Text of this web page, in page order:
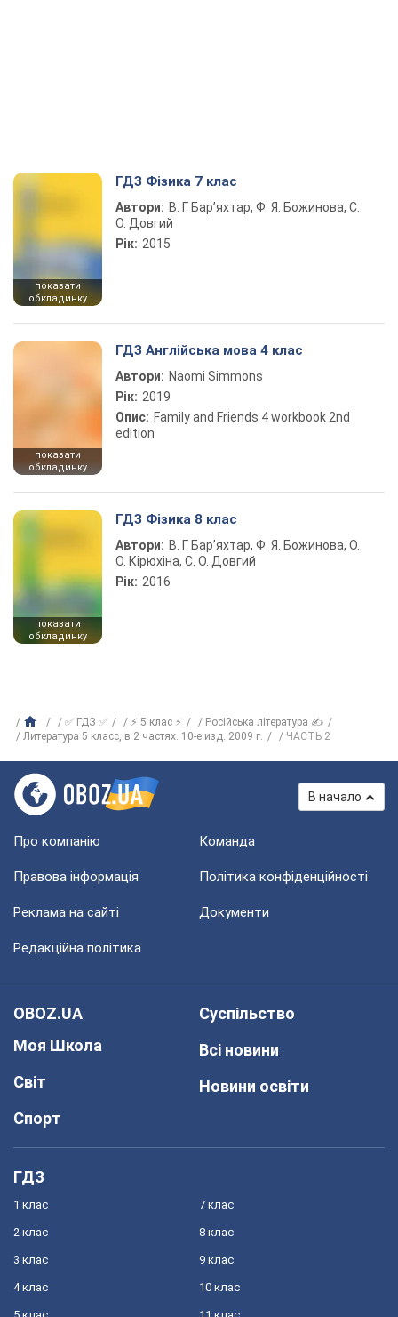
показати
обкладинку
ГДЗ Фізика 7 клас
Автори: В. Г. Бар’яхтар, Ф. Я. Божинова, С.
О. Довгий
Рік: 2015
показати
обкладинку
ГДЗ Англійська мова 4 клас
Автори: Naomi Simmons
Рік: 2019
Опис: Family and Friends 4 workbook 2nd
edition
показати
обкладинку
ГДЗ Фізика 8 клас
Автори: В. Г. Бар’яхтар, Ф. Я. Божинова, О.
О. Кірюхіна, С. О. Довгий
Рік: 2016
✅ ГДЗ ✅ ⚡ 5 клас ⚡
Російська література ✍
Литература 5 класс, в 2 частях. 10-е изд. 2009 г.
ЧАСТЬ 2
В начало
Про компанію Команда
Правова інформація Політика конфіденційності
Реклама на сайті Документи
Редакційна політика
OBOZ.UA
Моя Школа
Світ
Спорт
Суспільство
Всі новини
Новини освіти
ГДЗ
1 клас
2 клас
3 клас
4 клас
7 клас
8 клас
9 клас
10 клас